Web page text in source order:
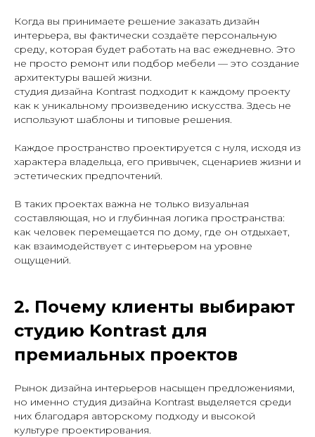
Когда вы принимаете решение заказать дизайн
интерьера, вы фактически создаёте персональную
среду, которая будет работать на вас ежедневно. Это
не просто ремонт или подбор мебели — это создание
архитектуры вашей жизни.
студия дизайна Kontrast подходит к каждому проекту
как к уникальному произведению искусства. Здесь не
используют шаблоны и типовые решения.
Каждое пространство проектируется с нуля, исходя из
характера владельца, его привычек, сценариев жизни и
эстетических предпочтений.
В таких проектах важна не только визуальная
составляющая, но и глубинная логика пространства:
как человек перемещается по дому, где он отдыхает,
как взаимодействует с интерьером на уровне
ощущений.
2. Почему клиенты выбирают
студию Kontrast для
премиальных проектов
Рынок дизайна интерьеров насыщен предложениями,
но именно студия дизайна Kontrast выделяется среди
них благодаря авторскому подходу и высокой
культуре проектирования.